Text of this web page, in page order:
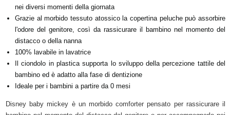
nei diversi momenti della giornata
Grazie al morbido tessuto atossico la copertina peluche può assorbire
l'odore del genitore, così da rassicurare il bambino nel momento del
distacco o della nanna
100% lavabile in lavatrice
Il ciondolo in plastica supporta lo sviluppo della percezione tattile del
bambino ed è adatto alla fase di dentizione
Ideale per i bambini a partire da 0 mesi
Disney baby mickey è un morbido comforter pensato per rassicurare il